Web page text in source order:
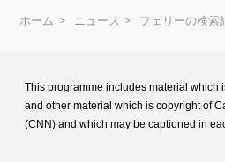
ホーム ニュース フェリーの検索
This programme includes material which
and other material which is copyright of
(CNN) and which may be captioned in